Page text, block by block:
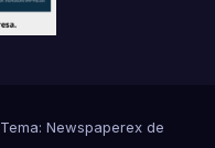
Tema: Newspaperex de